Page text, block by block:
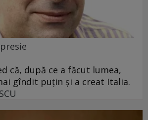
că, după ce a făcut lumea,
gîndit puțin și a creat Italia.